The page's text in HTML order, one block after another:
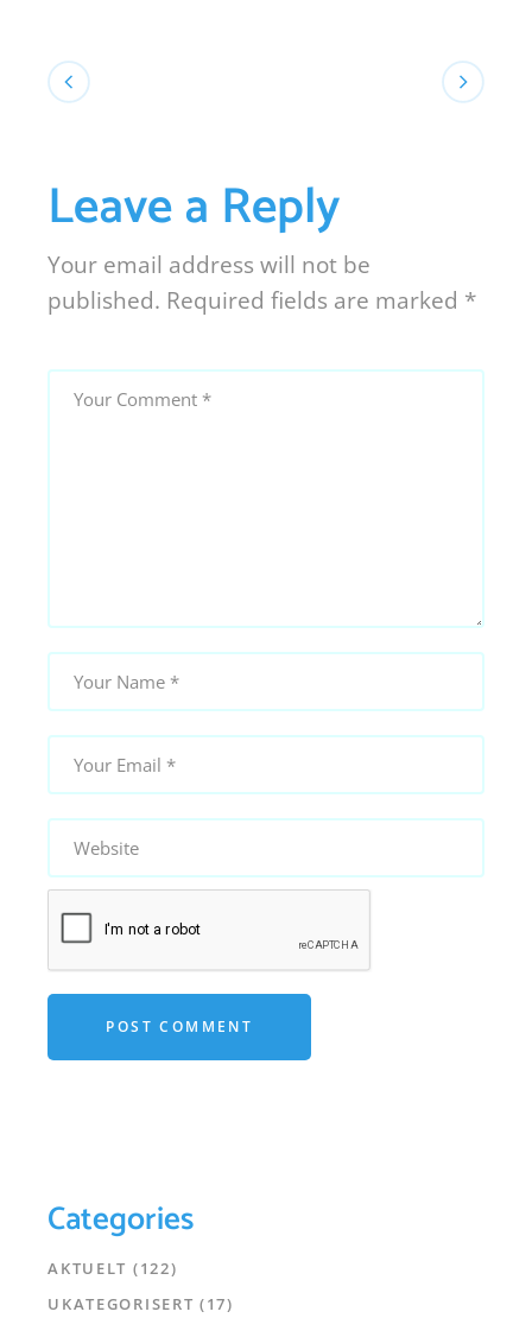
Leave a Reply
Your email address will not be
published. Required fields are marked *
POST COMMENT
Categories
AKTUELT (122)
UKATEGORISERT (17)